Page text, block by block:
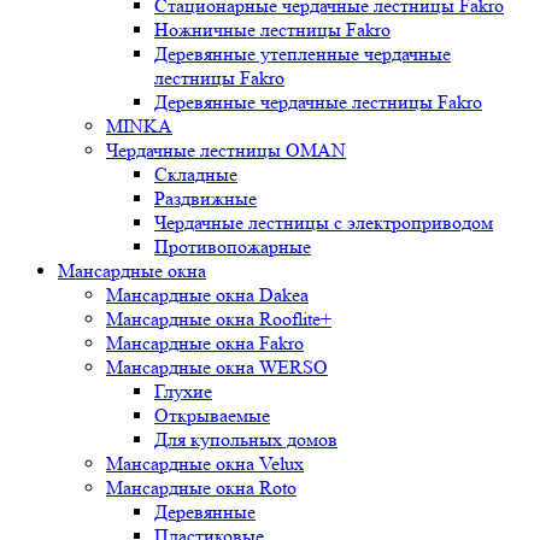
Стационарные чердачные лестницы Fakro
Ножничные лестницы Fakro
Деревянные утепленные чердачные
лестницы Fakro
Деревянные чердачные лестницы Fakro
MINKA
Чердачные лестницы OMAN
Складные
Раздвижные
Чердачные лестницы с электроприводом
Противопожарные
Мансардные окна
Мансардные окна Dakea
Мансардные окна Rooflite+
Мансардные окна Fakro
Мансардные окна WERSO
Глухие
Открываемые
Для купольных домов
Мансардные окна Velux
Мансардные окна Roto
Деревянные